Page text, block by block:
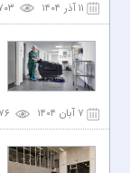
۱۱ آذر ۱۴۰۴
۷ آبان ۱۴۰۴